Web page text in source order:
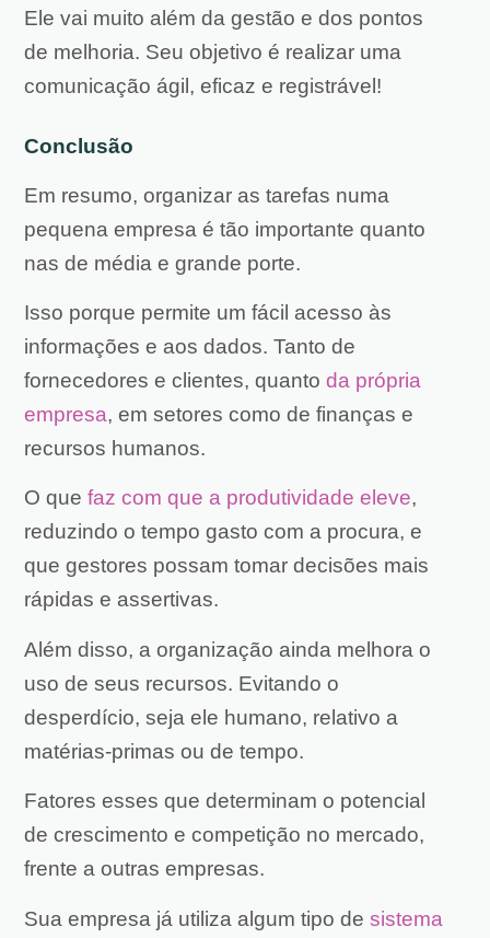
Ele vai muito além da gestão e dos pontos
de melhoria. Seu objetivo é realizar uma
comunicação ágil, eficaz e registrável!
Conclusão
Em resumo, organizar as tarefas numa
pequena empresa é tão importante quanto
nas de média e grande porte.
Isso porque permite um fácil acesso às
informações e aos dados. Tanto de
fornecedores e clientes, quanto da própria
empresa, em setores como de finanças e
recursos humanos.
O que faz com que a produtividade eleve,
reduzindo o tempo gasto com a procura, e
que gestores possam tomar decisões mais
rápidas e assertivas.
Além disso, a organização ainda melhora o
uso de seus recursos. Evitando o
desperdício, seja ele humano, relativo a
matérias-primas ou de tempo.
Fatores esses que determinam o potencial
de crescimento e competição no mercado,
frente a outras empresas.
Sua empresa já utiliza algum tipo de sistema